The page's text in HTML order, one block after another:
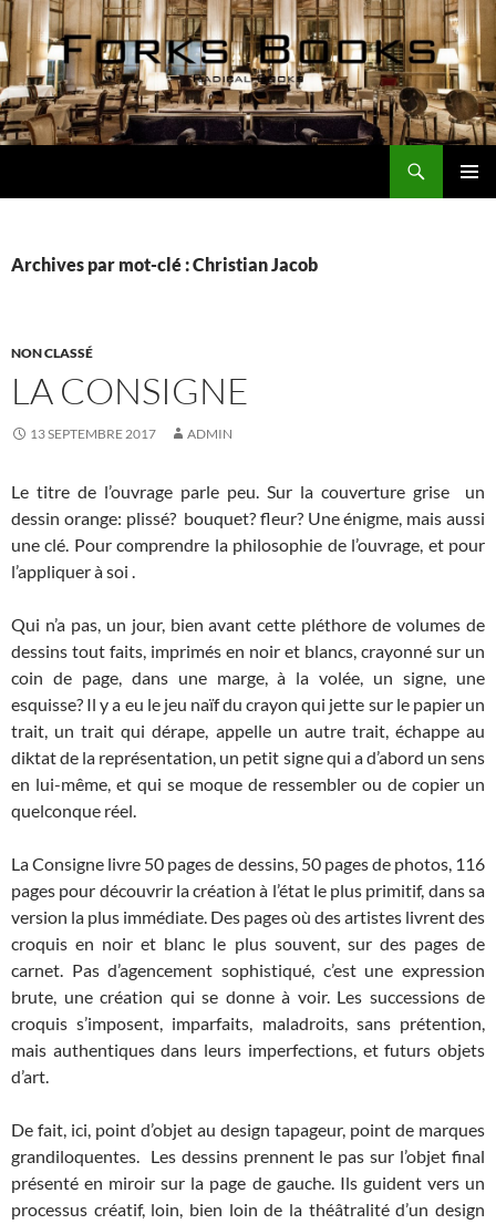
Aller
au
contenu
Archives par mot-clé : Christian Jacob
NON CLASSÉ
LA CONSIGNE
13 SEPTEMBRE 2017 ADMIN
Le titre de l’ouvrage parle peu. Sur la couverture grise un
dessin orange: plissé? bouquet? fleur? Une énigme, mais aussi
une clé. Pour comprendre la philosophie de l’ouvrage, et pour
l’appliquer à soi .
Qui n’a pas, un jour, bien avant cette pléthore de volumes de
dessins tout faits, imprimés en noir et blancs, crayonné sur un
coin de page, dans une marge, à la volée, un signe, une
esquisse? Il y a eu le jeu naïf du crayon qui jette sur le papier un
trait, un trait qui dérape, appelle un autre trait, échappe au
diktat de la représentation, un petit signe qui a d’abord un sens
en lui-même, et qui se moque de ressembler ou de copier un
quelconque réel.
La Consigne livre 50 pages de dessins, 50 pages de photos, 116
pages pour découvrir la création à l’état le plus primitif, dans sa
version la plus immédiate. Des pages où des artistes livrent des
croquis en noir et blanc le plus souvent, sur des pages de
carnet. Pas d’agencement sophistiqué, c’est une expression
brute, une création qui se donne à voir. Les successions de
croquis s’imposent, imparfaits, maladroits, sans prétention,
mais authentiques dans leurs imperfections, et futurs objets
d’art.
De fait, ici, point d’objet au design tapageur, point de marques
grandiloquentes. Les dessins prennent le pas sur l’objet final
présenté en miroir sur la page de gauche. Ils guident vers un
processus créatif, loin, bien loin de la théâtralité d’un design